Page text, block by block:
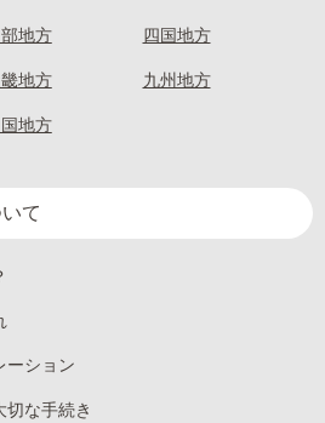
地方
地方
地方
四国地方
九州地方
て
ーション
切な手続き